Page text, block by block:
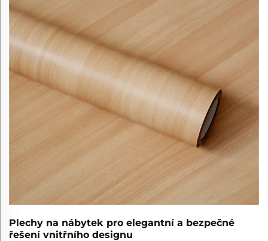
Plechy na nábytek pro elegantní a bezpečné
řešení vnitřního designu